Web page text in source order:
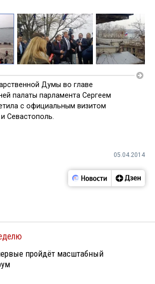
Думы во главе
палаты парламента Сергеем
с официальным визитом
Севастополь.
05.04.2014
пройдёт масштабный